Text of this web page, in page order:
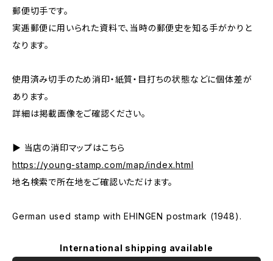
郵便切手です。
実逓郵便に用いられた資料で、当時の郵便史を知る手がかりと
なります。
使用済み切手のため消印・紙質・目打ちの状態などに個体差が
あります。
詳細は掲載画像をご確認ください。
▶ 当店の消印マップはこちら
https://young-stamp.com/map/index.html
地名検索で所在地をご確認いただけます。
German used stamp with EHINGEN postmark (1948).
International shipping available